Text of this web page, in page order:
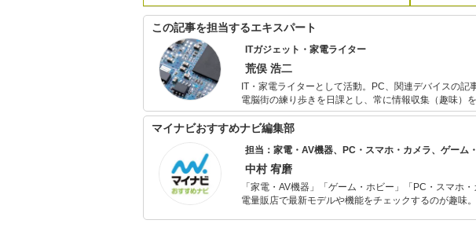
この記事を担当するエキスパート
ITガジェット・家電ライター
荒俣 浩二
IT・家電ライターとして活動。PC、関連デバイスの記
電脳街の練り歩きを日課とし、常に情報収集（趣味）
いものが出るとすぐに飛びついてしまう傾向が強い。
マイナビおすすめナビ編集部
担当：家電・AV機器、PC・スマホ・カメラ、ゲーム
中村 宥磨
「家電・AV機器」「ゲーム・ホビー」「PC・スマホ
電量販店で最新モデルや機能をチェックするのが趣味